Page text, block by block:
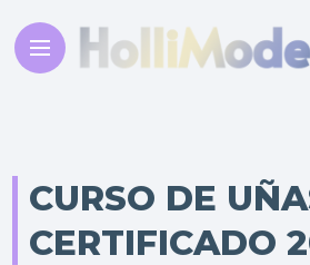
CURSO DE
CERTIFICADO